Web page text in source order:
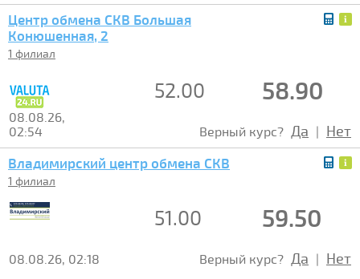
Центр обмена СКВ Большая
Конюшенная, 2
1 филиал
52.00 58.90
08.08.26,
02:54
Верный курс? Да | Нет
Владимирский центр обмена СКВ
1 филиал
51.00 59.50
08.08.26, 02:18 Верный курс? Да | Нет